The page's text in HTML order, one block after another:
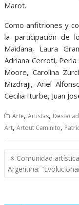
Marot.
Como anfitriones y
la participación de
Maidana, Laura
Adriana Cerroti,
Moore, Carolina
Mizdraji, Ariel
Cecilia Iturbe, Juan
Arte,Artistas,
Art,Artout Caminito,
Navegación
de
entradas
Comunidad
Argentina: